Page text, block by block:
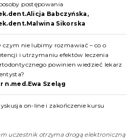
postępowania
Babczyńska,
Sikorska
czym nie lubimy rozmawiać – co o
i utrzymaniu efektów leczenia
powinien wiedzieć lekarz
n.med.Ewa Szeląg
on-line i zakończenie kursu
uczestnik otrzyma drogą elektroniczną